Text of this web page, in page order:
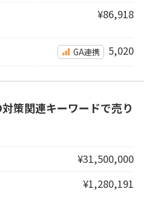
¥86,918
GA連携 5,020
策関連キーワードで売り
¥31,500,000
¥1,280,191